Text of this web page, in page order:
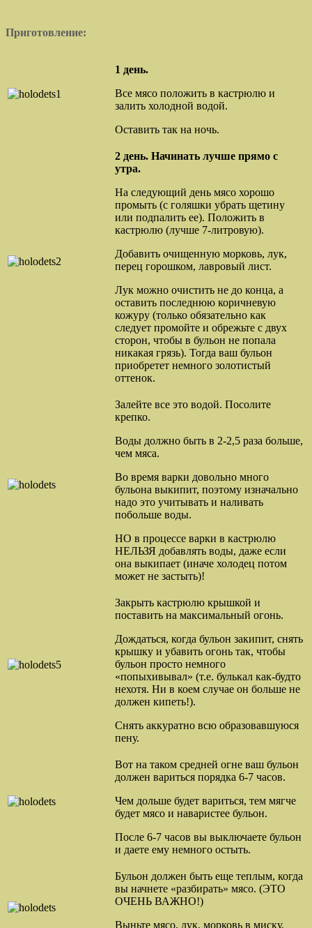
Приготовление:
1 день.
Все мясо положить в кастрюлю и
залить холодной водой.
Оставить так на ночь.
2 день. Начинать лучше прямо с
утра.
На следующий день мясо хорошо
промыть (с голяшки убрать щетину
или подпалить ее). Положить в
кастрюлю (лучше 7-литровую).
Добавить очищенную морковь, лук,
перец горошком, лавровый лист.
Лук можно очистить не до конца, а
оставить последнюю коричневую
кожуру (только обязательно как
следует промойте и обрежьте с двух
сторон, чтобы в бульон не попала
никакая грязь). Тогда ваш бульон
приобретет немного золотистый
оттенок.
Залейте все это водой. Посолите
крепко.
Воды должно быть в 2-2,5 раза больше,
чем мяса.
Во время варки довольно много
бульона выкипит, поэтому изначально
надо это учитывать и наливать
побольше воды.
НО в процессе варки в кастрюлю
НЕЛЬЗЯ добавлять воды, даже если
она выкипает (иначе холодец потом
может не застыть)!
Закрыть кастрюлю крышкой и
поставить на максимальный огонь.
Дождаться, когда бульон закипит, снять
крышку и убавить огонь так, чтобы
бульон просто немного
«попыхивывал» (т.е. булькал как-будто
нехотя. Ни в коем случае он больше не
должен кипеть!).
Снять аккуратно всю образовавшуюся
пену.
Вот на таком средней огне ваш бульон
должен вариться порядка 6-7 часов.
Чем дольше будет вариться, тем мягче
будет мясо и наваристее бульон.
После 6-7 часов вы выключаете бульон
и даете ему немного остыть.
Бульон должен быть еще теплым, когда
вы начнете «разбирать» мясо. (ЭТО
ОЧЕНЬ ВАЖНО!)
Выньте мясо, лук, морковь в миску,